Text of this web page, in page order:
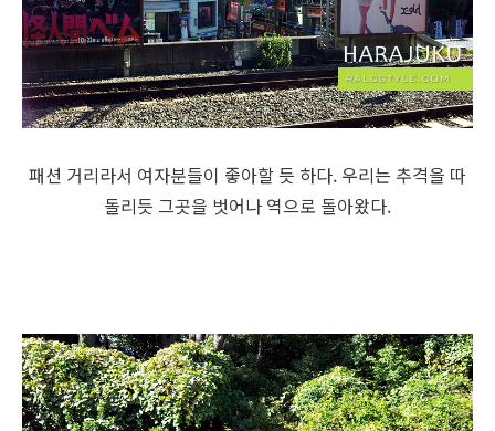
패션 거리라서 여자분들이 좋아할 듯 하다. 우리는 추격을 따
돌리듯 그곳을 벗어나 역으로 돌아왔다.